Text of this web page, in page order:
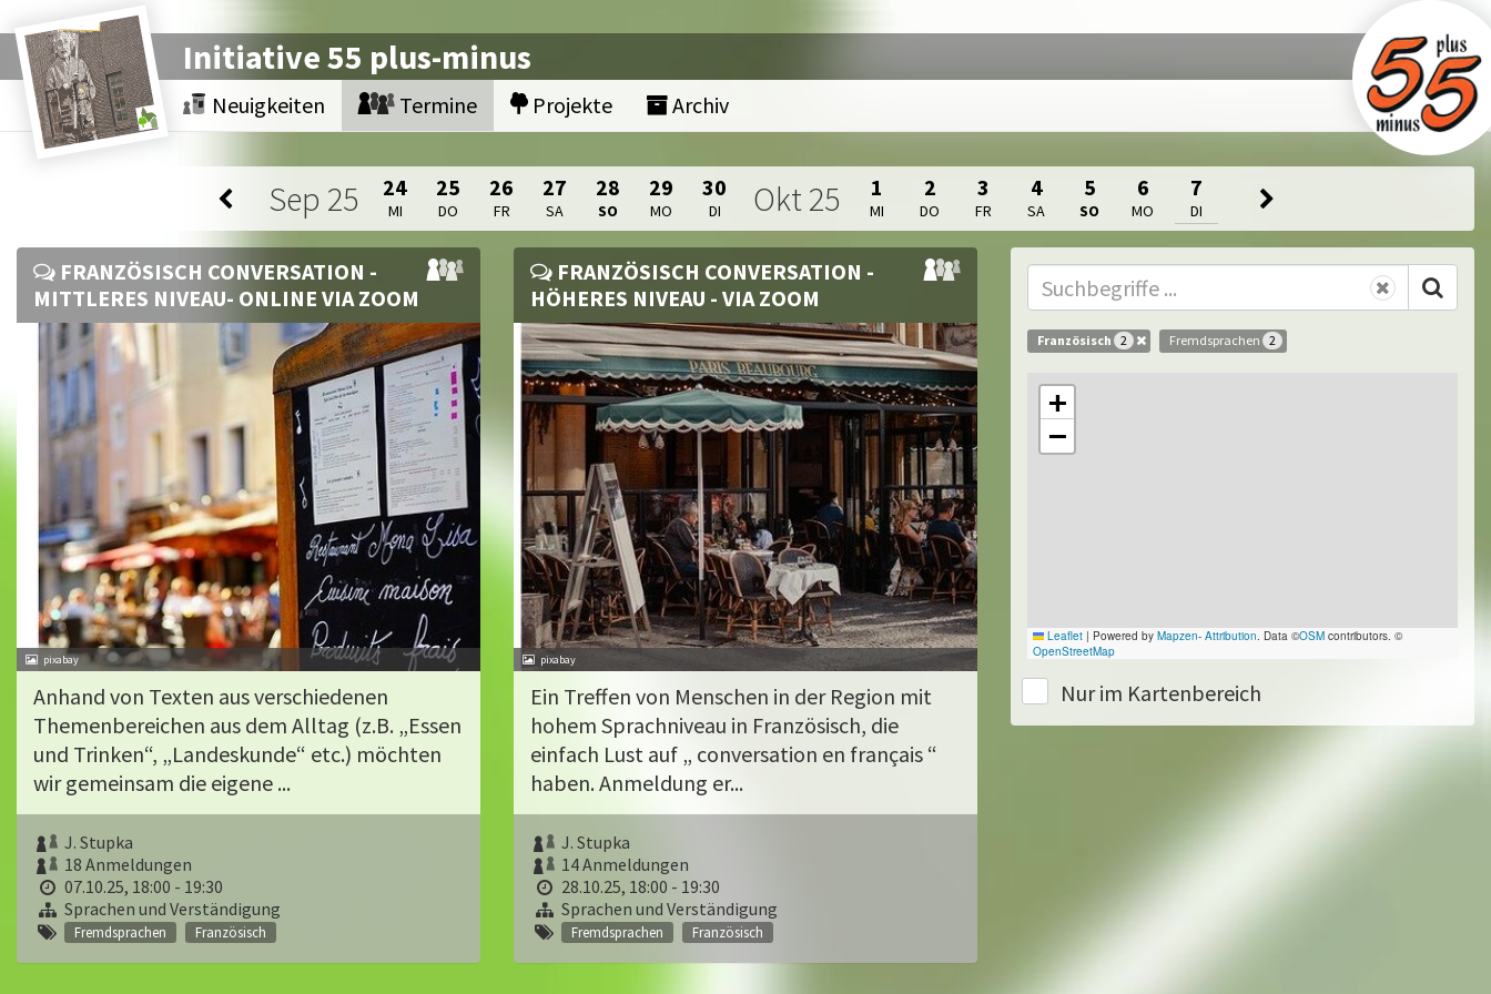
Initiative 55 plus-minus
Neuigkeiten Termine Projekte Archiv
Sep 25 24
MI
25
DO
26
FR
27
SA
28
SO
29
MO
30
DI Okt25 1
MI
2
DO
3
FR
4
SA
5
SO
6
MO
7
DI
Französisch 2 Fremdsprachen 2
+
−
Leaflet | Powered by Mapzen- Attribution. Data ©OSM contributors. ©
OpenStreetMap
Nur im Kartenbereich
FRANZÖSISCH CONVERSATION -
MITTLERES NIVEAU- ONLINE VIA ZOOM
pixabay
Anhand von Texten aus verschiedenen
Themenbereichen aus dem Alltag (z.B. „Essen
und Trinken“, „Landeskunde“ etc.) möchten
wir gemeinsam die eigene ...
J. Stupka
18 Anmeldungen
07.10.25, 18:00 - 19:30
Sprachen und Verständigung
Fremdsprachen Französisch
FRANZÖSISCH CONVERSATION -
HÖHERES NIVEAU - VIA ZOOM
pixabay
Ein Treffen von Menschen in der Region mit
hohem Sprachniveau in Französisch, die
einfach Lust auf „ conversation en français “
haben. Anmeldung er...
J. Stupka
14 Anmeldungen
28.10.25, 18:00 - 19:30
Sprachen und Verständigung
Fremdsprachen Französisch